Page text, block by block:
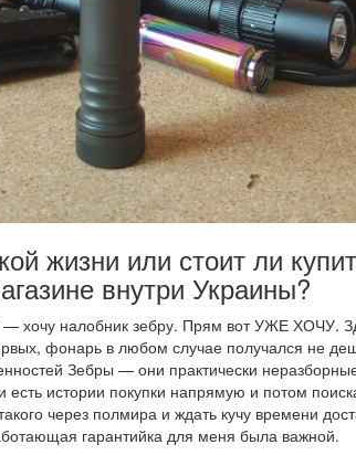
жизни или стоит ли
внутри Украины?
хочу налобник зебру. Прям вот УЖЕ ХОЧУ.
фонарь в любом случае получался не
Зебры — они практически
истории покупки напрямую и потом
через полмира и ждать кучу времени
гарантийка для меня была важной.